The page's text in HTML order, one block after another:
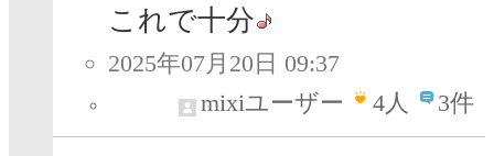
これで十分
2025年07月20日 09:37
mixiユーザー
4人 3件